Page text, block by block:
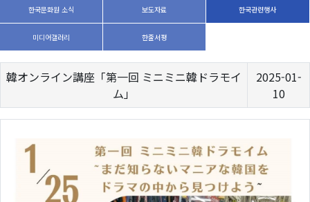
한국문화원 소식 보도자료 한국관련행사
미디어갤러리 한줄서평
韓オンライン講座「第一回 ミニミニ韓ドラモイ
ム」
2025-01-
10